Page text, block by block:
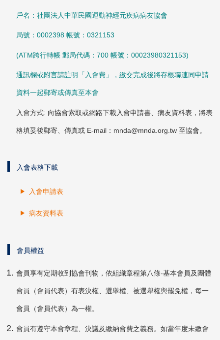
戶名：社團法人中華民國運動神經元疾病病友協會
局號：0002398 帳號：0321153
(ATM跨行轉帳 郵局代碼：700 帳號：00023980321153)
通訊欄或附言請註明「入會費」，繳交完成後將存根聯連同申請
資料一起郵寄或傳真至本會
入會方式: 向協會索取或網路下載入會申請書、病友資料表，將表
格填妥後郵寄、傳真或 E-mail： mnda@mnda.org.tw 至協會。
入會表格下載
入會申請表
病友資料表
會員權益
會員享有定期收到協會刊物，依組織章程第八條-基本會員及團體
會員（會員代表）有表決權、選舉權、被選舉權與罷免權，每一
會員（會員代表）為一權。
會員有遵守本會章程、決議及繳納會費之義務。如當年度未繳會